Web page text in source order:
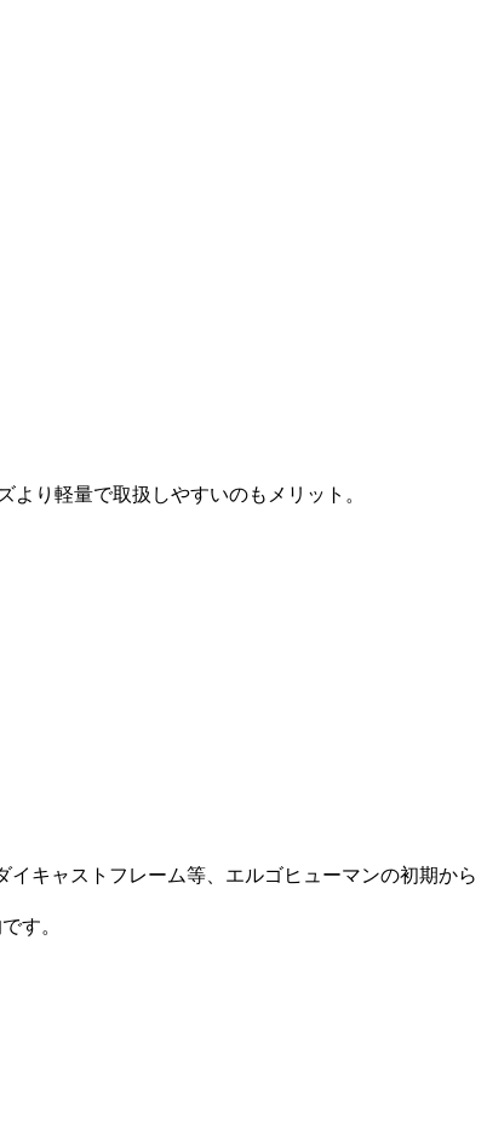
り軽量で取扱しやすいのもメリット。
キャストフレーム等、エルゴヒューマンの初期から
す。